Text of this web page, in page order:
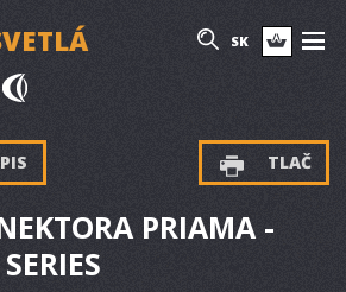
SK
TLAČ
PRIAMA -